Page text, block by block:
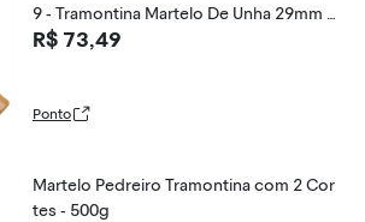
9 - Tramontina Martelo De Unha 29mm T
ramontina 40370029
R$ 73,49
Ponto
Martelo Pedreiro Tramontina com 2 Cor
tes - 500g